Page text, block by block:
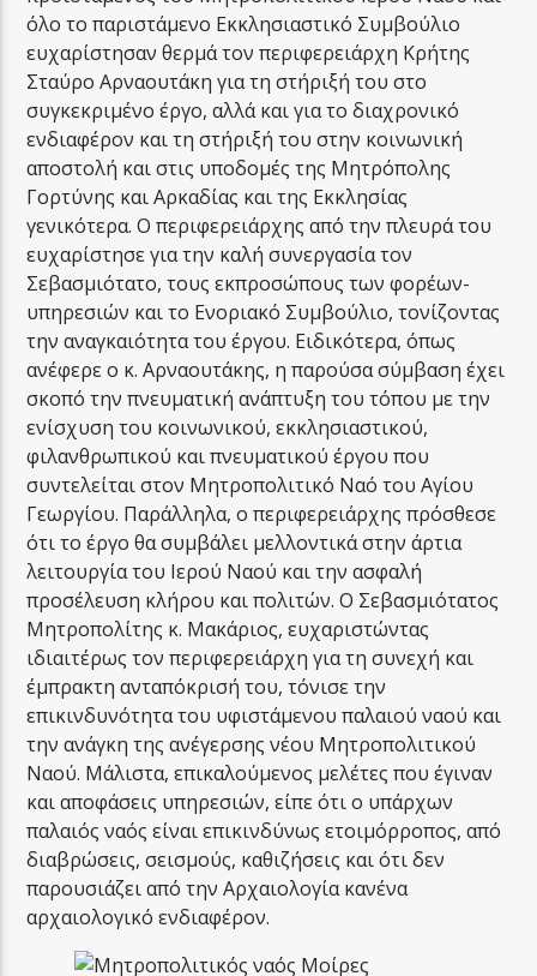
όλο το παριστάμενο Εκκλησιαστικό Συμβούλιο
ευχαρίστησαν θερμά τον περιφερειάρχη Κρήτης
Σταύρο Αρναουτάκη για τη στήριξή του στο
συγκεκριμένο έργο, αλλά και για το διαχρονικό
ενδιαφέρον και τη στήριξή του στην κοινωνική
αποστολή και στις υποδομές της Μητρόπολης
Γορτύνης και Αρκαδίας και της Εκκλησίας
γενικότερα. Ο περιφερειάρχης από την πλευρά του
ευχαρίστησε για την καλή συνεργασία τον
Σεβασμιότατο, τους εκπροσώπους των φορέων-
υπηρεσιών και το Ενοριακό Συμβούλιο, τονίζοντας
την αναγκαιότητα του έργου. Ειδικότερα, όπως
ανέφερε ο κ. Αρναουτάκης, η παρούσα σύμβαση έχει
σκοπό την πνευματική ανάπτυξη του τόπου με την
ενίσχυση του κοινωνικού, εκκλησιαστικού,
φιλανθρωπικού και πνευματικού έργου που
συντελείται στον Μητροπολιτικό Ναό του Αγίου
Γεωργίου. Παράλληλα, ο περιφερειάρχης πρόσθεσε
ότι το έργο θα συμβάλει μελλοντικά στην άρτια
λειτουργία του Ιερού Ναού και την ασφαλή
προσέλευση κλήρου και πολιτών. Ο Σεβασμιότατος
Μητροπολίτης κ. Μακάριος, ευχαριστώντας
ιδιαιτέρως τον περιφερειάρχη για τη συνεχή και
έμπρακτη ανταπόκρισή του, τόνισε την
επικινδυνότητα του υφιστάμενου παλαιού ναού και
την ανάγκη της ανέγερσης νέου Μητροπολιτικού
Ναού. Μάλιστα, επικαλούμενος μελέτες που έγιναν
και αποφάσεις υπηρεσιών, είπε ότι ο υπάρχων
παλαιός ναός είναι επικινδύνως ετοιμόρροπος, από
διαβρώσεις, σεισμούς, καθιζήσεις και ότι δεν
παρουσιάζει από την Αρχαιολογία κανένα
αρχαιολογικό ενδιαφέρον.